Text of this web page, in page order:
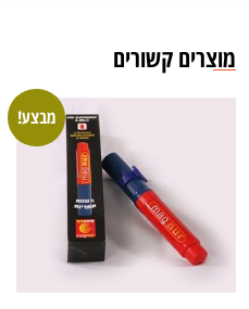
מוצרים קשורים
מבצע!